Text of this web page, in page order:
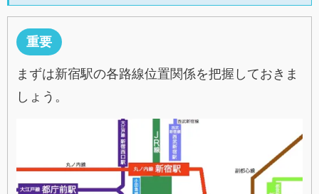
重要
まずは新宿駅の各路線位置関係を把握しておきま
しょう。